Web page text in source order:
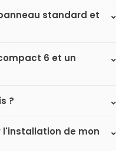
standard et
6 et un
?
l'installation de mon